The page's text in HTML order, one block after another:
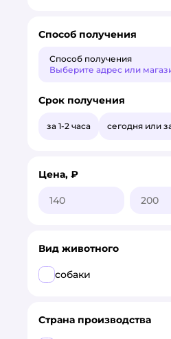
Способ получения
Способ получения
Выберите адрес илиСпособ
Срок получения
за 1-2 часа сегодня или
Цена, ₽
Вид животного
собаки
Страна производства